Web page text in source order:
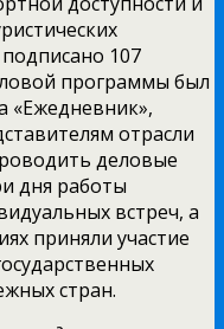
107
программы был
«Ежедневник»,
отрасли
деловые
дня работы
встреч, а
приняли участие
стран.